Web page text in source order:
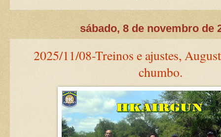
sábado, 8 de novembro de
2025/11/08-Treinos e ajustes,
chumbo.